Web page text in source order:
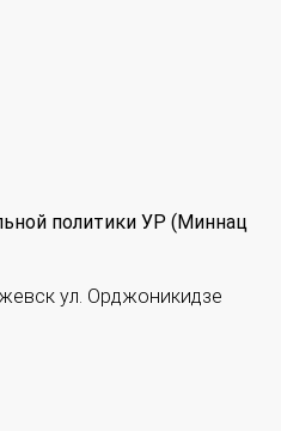
политики УР (Миннац
ул. Орджоникидзе